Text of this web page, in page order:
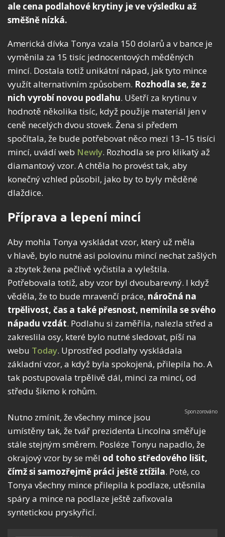
ale cena podlahové krytiny je ve výsledku až
směšně nízká.
Americká dívka Tonya vzala 150 dolarů a v bance je
vyměnila za 15 tisíc jednocentových měděných
mincí. Dostala totiž unikátní nápad, jak tyto mince
využít alternativním způsobem. Rozhodla se, že z
nich vyrobí novou podlahu. Ušetří za krytinu v
hodnotě několika tisíc, když použije materiál jen v
ceně necelých dvou stovek. Žena si předem
spočítala, že bude potřebovat něco mezi 13–15 tisíci
mincí, uvádí web Newly. Rozhodla se pro klikatý až
diamantový vzor. A chtěla ho provést tak, aby
konečný vzhled působil, jako by to byly měděné
dlaždice.
Příprava a lepení mincí
Aby mohla Tonya vyskládat vzor, který už měla
v hlavě, bylo nutné asi polovinu mincí nechat zašlých
a zbytek žena pečlivě vyčistila a vyleštila.
Potřebovala totiž, aby vzor byl dvoubarevný. I když
věděla, že to bude mravenčí práce, náročná na
trpělivost, čas a také přesnost, nemínila se svého
nápadu vzdát. Podlahu si zaměřila, nalezla střed a
zakreslila osy, které bylo nutné sledovat, píší na
webu Today. Uprostřed podlahy vyskládala
základní vzor, a když byla spokojená, přilepila ho. A
tak postupovala trpělivě dál, minci za mincí, od
středu šikmo k rohům.
Nutno zmínit, že všechny mince jsou
umístěny tak, že tvář prezidenta Lincolna směřuje
stále stejným směrem. Posléze Tonyu napadlo, že
okrajový vzor by se měl od toho středového lišit,
čímž si samozřejmě práci ještě ztížila. Poté, co
Tonya všechny mince přilepila k podlaze, utěsnila
spáry a mince na podlaze ještě zafixovala
syntetickou pryskyřicí.